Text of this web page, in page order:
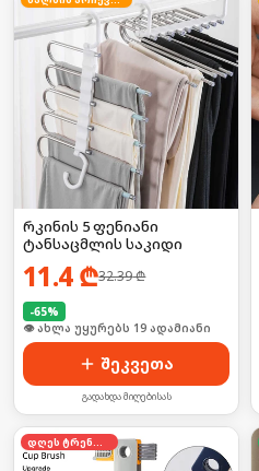
რკინის 5 ფენიანი
ტანსაცმლის საკიდი
11.4₾32.39₾
-65%
🛒 ბოლო 24სთ-ში იყიდა 30-მა
შეკვეთა
გადახდა მიღებისას